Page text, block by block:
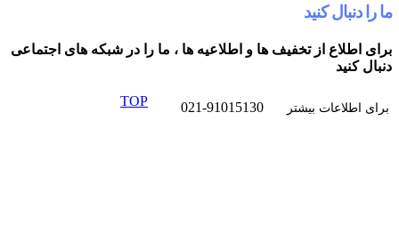
از تخفیف ها و اطلاعیه ها ، ما را در شبکه های اجتماعی
بیشتر 021-91015130
TOP